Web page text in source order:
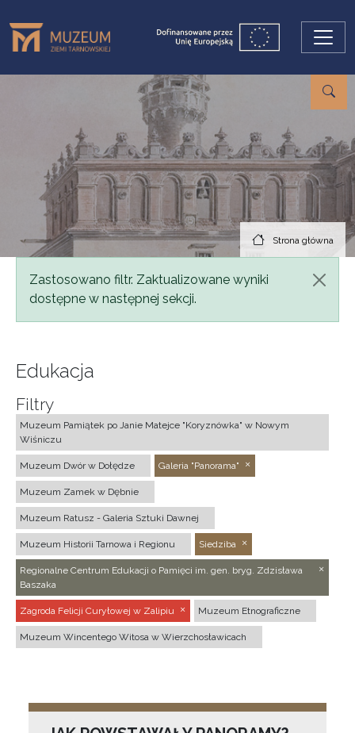
Strona główna
Komunikat
Zastosowano filtr. Zaktualizowane wyniki
dostępne w następnej sekcji.
Edukacja
Filtry
Muzeum Pamiątek po Janie Matejce "Koryznówka" w Nowym
Wiśniczu
Muzeum Dwór w Dołędze Galeria "Panorama"
Muzeum Zamek w Dębnie
Muzeum Ratusz - Galeria Sztuki Dawnej
Muzeum Historii Tarnowa i Regionu Siedziba
Regionalne Centrum Edukacji o Pamięci im. gen. bryg. Zdzisława
Baszaka
Zagroda Felicji Curyłowej w Zalipiu Muzeum Etnograficzne
Muzeum Wincentego Witosa w Wierzchosławicach